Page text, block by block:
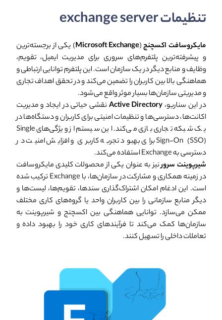
تنظیمات exchange server
مایکروسافت اکسچنج(
Microsoft Exchange) یکی از برجسته‌ترین
و پیشرفته‌ترین پلتفرم‌های سروری برای مدیریت ایمیل، تقویم،
وظایف و منابع دیگر در یک سازمان است. این پلتفرم توانایی ارتباطی و
هماهنگی بالا بین کاربران را تضمین می‌کند و در تحقق اهداف تجاری
و مدیریتی سازمان‌ها بسیار موثر واقع می‌شود.
در این سناریو، Active Directory نقشی حیاتی در ایجاد و مدیریت
اکانت‌ها، دسترسی‌ها و تنظیمات امنیتی برای کاربران و دستگاه‌ها در
یک شبکه تجاری بازی می‌کند. این سیستم از ویژگی‌های Single
Sign-On (SSO) برای بهبود تجربه کاربری و افزایش امنیت در
دسترسی به Exchange استفاده می‌کند.
شیرپوینت سرورنیز به عنوان یکی از محصولات کلیدی مایکروسافت
در زمینه همکاری و مشارکت در سازمان‌ها، با Exchange ترکیب شده
است. این ادغام امکان اشتراک‌گذاری سند‌ها، تقویم‌ها، لیست‌ها و
دیگر منابع سازمانی را بین کاربران واحد یا گروه‌های کاری مختلف
ممکن می‌سازد. توانایی هماهنگی بین اکسچنج و شیرپوینت به
سازمان‌ها کمک می‌کند تا فرآیندهای کاری خود را بهبود داده و
تعاملات داخلی را تسهیل کنند.